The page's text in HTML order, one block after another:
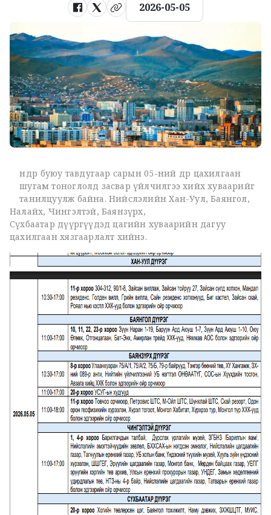
2026-05-05
нөөдөр буюу тавдугаар сарын 05-ний өдөр цахилгаан
шугам тоноглолд засвар үйлчилгээ хийх хуваарийг
танилцуулж байна. Нийслэлийн Хан-Уул, Баянгол,
Налайх, Чингэлтэй, Баянзүрх,
Сүхбаатар дүүргүүдэд цагийн хуваарийн дагуу
цахилгаан хязгаарлалт хийнэ.